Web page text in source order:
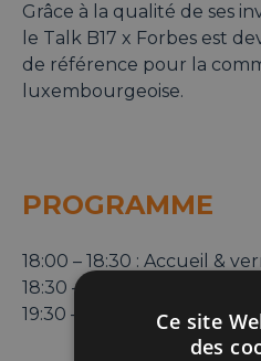
Grâce à la qualité de ses
le Talk B17 x Forbes est
de référence pour la
luxembourgeoise.
PROGRAMME
18:00 – 18:30 : Accueil &
18:30 – 19:30 : Conférence
19:30 – 20:30 :Ce site
des